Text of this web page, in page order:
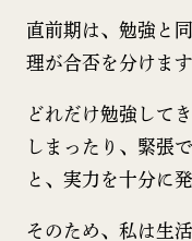
直前期は、勉強と
理が合否を分けます
どれだけ勉強して
しまったり、緊張
と、実力を十分に
そのため、私は生